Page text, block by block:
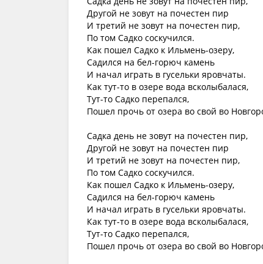
Другой не зовут на почестен пир
И третий не зовут на почестен пир,
По том Садко соскучился.
Как пошел Садко к Ильмень-озеру,
Садился на бел-горюч камень
И начал играть в гусельки яровчаты.
Как тут-то в озере вода всколыбалася,
Тут-то Садко перепался,
Пошел прочь от озера во свой во
Садка день не зовут на почестен пир,
Другой не зовут на почестен пир
И третий не зовут на почестен пир,
По том Садко соскучился.
Как пошел Садко к Ильмень-озеру,
Садился на бел-горюч камень
И начал играть в гусельки яровчаты.
Как тут-то в озере вода всколыбалася,
Тут-то Садко перепался,
Пошел прочь от озера во свой во